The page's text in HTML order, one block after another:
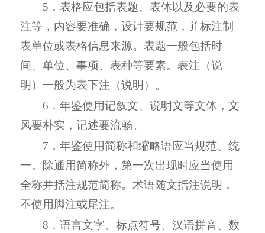
5．表格应包括表题、表体以及必要的表
注等，内容要准确，设计要规范，并标注制
表单位或表格信息来源。表题一般包括时
间、单位、事项、表种等要素。表注（说
明）一般为表下注（说明）。
6．年鉴使用记叙文、说明文等文体，文
风要朴实，记述要流畅。
7．年鉴使用简称和缩略语应当规范、统
一。除通用简称外，第一次出现时应当使用
全称并括注规范简称。术语随文括注说明，
不使用脚注或尾注。
8．语言文字、标点符号、汉语拼音、数